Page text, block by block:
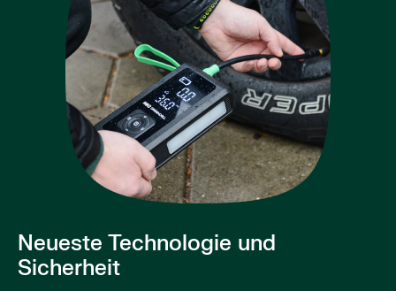
Neueste Technologie und
Sicherheit